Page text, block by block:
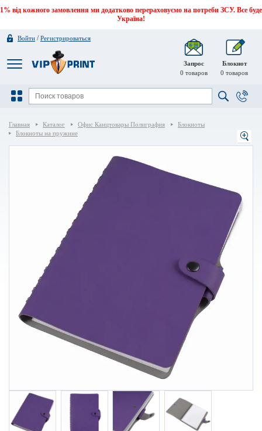
1% від кожного замовлення ми додатково перераховуємо на потреби ЗСУ. Все буде
Україна!
Войти /Регистрироваться
Запрос
0 товаров
Блокнот
0 товаров
Главная Каталог Офис Канцтовары Полиграфия
Блокноты
Блокноты на пружине